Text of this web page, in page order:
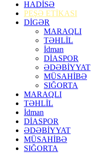
HADİSƏ
PEŞƏ ETİKASI
DİGƏR
MARAQLI
TƏHLİL
İdman
DİASPOR
ƏDƏBİYYAT
MÜSAHİBƏ
SIĞORTA
MARAQLI
TƏHLİL
İdman
DİASPOR
ƏDƏBİYYAT
MÜSAHİBƏ
SIĞORTA